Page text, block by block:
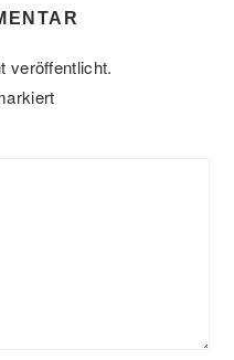
veröffentlicht.